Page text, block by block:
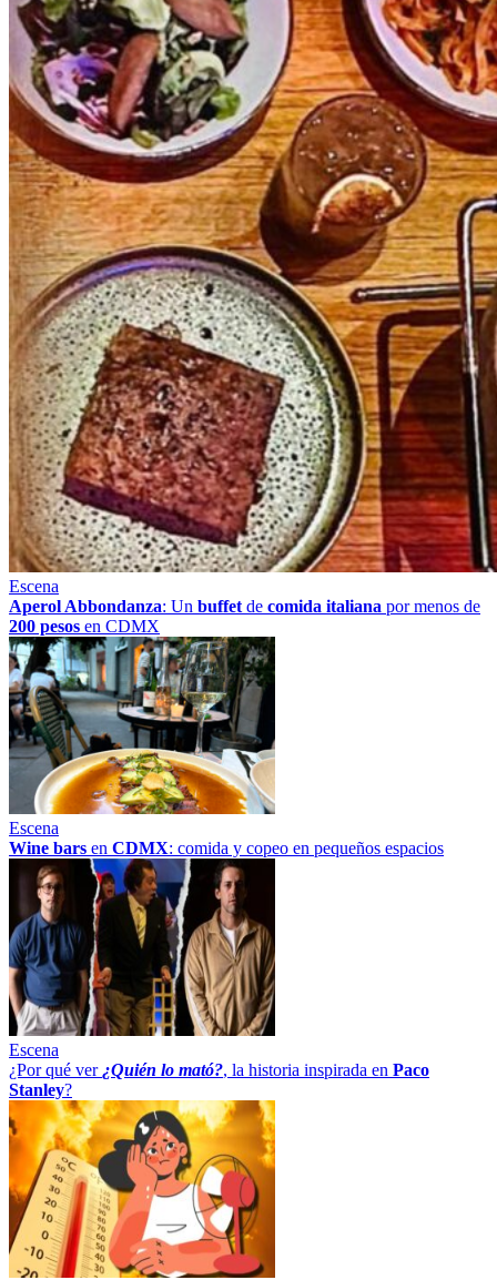
Escena
Aperol Abbondanza: Un buffet de comida italiana por menos de
200 pesos en CDMX
Escena
Wine bars en CDMX: comida y copeo en pequeños espacios
Escena
¿Por qué ver ¿Quién lo mató?, la historia inspirada en Paco
Stanley?